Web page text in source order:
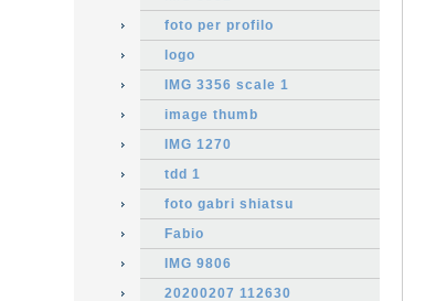
foto per profilo
logo
IMG 3356 scale 1
image thumb
IMG 1270
tdd 1
foto gabri shiatsu
Fabio
IMG 9806
20200207 112630